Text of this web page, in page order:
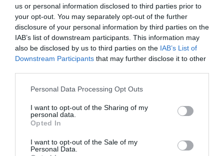
us or personal information disclosed to third parties prior to
your opt-out. You may separately opt-out of the further
disclosure of your personal information by third parties on the
IAB’s list of downstream participants. This information may
also be disclosed by us to third parties on the IAB’s List of
Downstream Participants that may further disclose it to other
Please note that this website/app uses one or more Google
not limited to your visit or usage behaviour. You may click to
grant or deny consent to Google and its third-party tags to
use your data for below specified purposes in below Google
consent section.
Personal Data Processing Opt Outs
I want to opt-out of the Sharing of my
personal data.
Opted In
I want to opt-out of the Sale of my
Personal Data.
snažna, zato vjerujte sebi kada osjetite da je neka prilika prava.
Djevica: Trud konačno dolazi na naplatu
Dosta je bilo šutnje i rada u sjeni dok drugi ubiru zasluge. Ako
imate osjećaj da ste predugo ulagali trud bez odgovarajuće
nagrade, sada dolazi vrijeme promjena.
bi se konačno pretvoriti u konkretnu finansijsku korist.
zaslužujete, bilo kroz povišicu, unapređenje ili potpuno novi posao